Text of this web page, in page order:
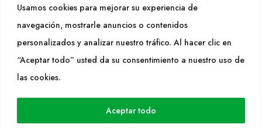
Usamos cookies para mejorar su experiencia de
navegación, mostrarle anuncios o contenidos
personalizados y analizar nuestro tráfico. Al hacer clic en
“Aceptar todo” usted da su consentimiento a nuestro uso de
las cookies.
Aceptar todo
SÍGUENOS
WEB
Cultidelta